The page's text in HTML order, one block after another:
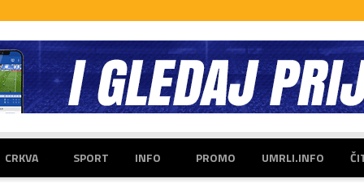
CRKVA SPORT INFO PROMO UMRLI.INFO